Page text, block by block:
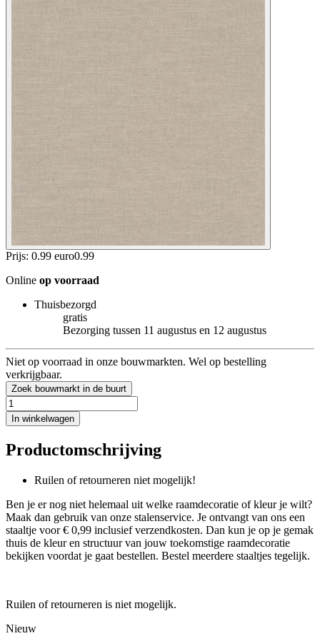
Prijs: 0.99 euro0.99
Online op voorraad
Thuisbezorgd
gratis
Bezorging tussen 11 augustus en 12 augustus
Niet op voorraad in onze bouwmarkten. Wel op bestelling
verkrijgbaar.
Zoek bouwmarkt in de buurt
In winkelwagen
Productomschrijving
Ruilen of retourneren niet mogelijk!
Ben je er nog niet helemaal uit welke raamdecoratie of kleur je wilt?
Maak dan gebruik van onze stalenservice. Je ontvangt van ons een
staaltje voor € 0,99 inclusief verzendkosten. Dan kun je op je gemak
thuis de kleur en structuur van jouw toekomstige raamdecoratie
bekijken voordat je gaat bestellen. Bestel meerdere staaltjes tegelijk.
Ruilen of retourneren is niet mogelijk.
Nieuw